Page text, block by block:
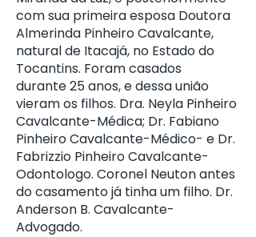
com sua primeira esposa Doutora
Almerinda Pinheiro Cavalcante,
natural de Itacajá, no Estado do
Tocantins. Foram casados
durante 25 anos, e dessa união
vieram os filhos. Dra. Neyla Pinheiro
Cavalcante-Médica; Dr. Fabiano
Pinheiro Cavalcante-Médico- e Dr.
Fabrizzio Pinheiro Cavalcante-
Odontologo. Coronel Neuton antes
do casamento já tinha um filho. Dr.
Anderson B. Cavalcante-
Advogado.